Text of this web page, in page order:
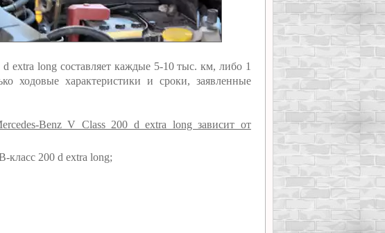
extra long составляет каждые 5-10 тыс. км, либо 1
ходовые характеристики и сроки, заявленные
Benz V Class 200 d extra long зависит от
класс 200 d extra long;